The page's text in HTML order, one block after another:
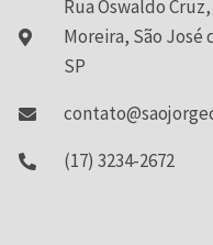
Rua Oswaldo Cruz,
Moreira, São José
SP
(17) 3234-2672